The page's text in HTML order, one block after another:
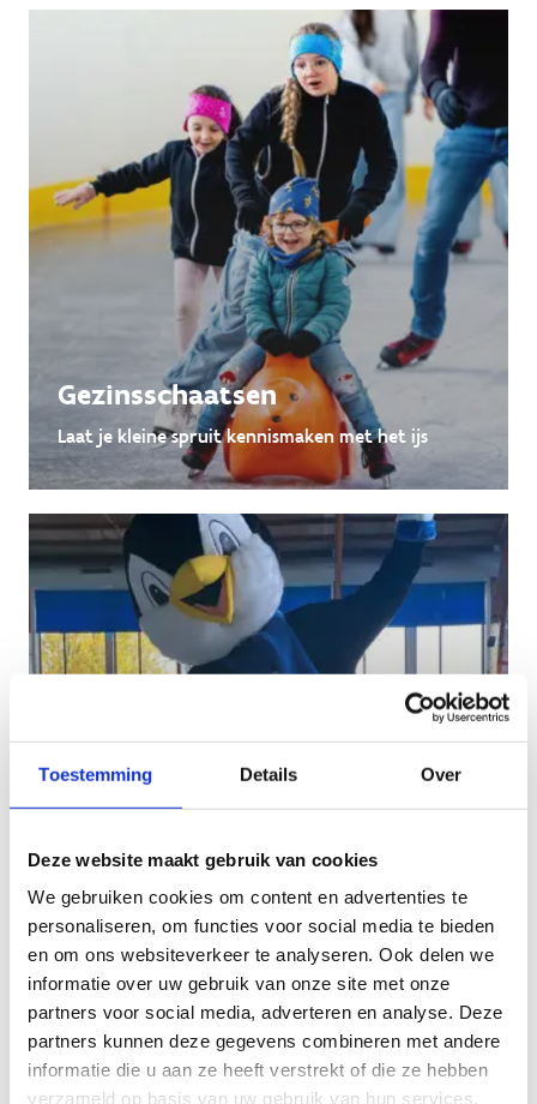
Toestemming Details Over
Deze website maakt gebruik van cookies
We gebruiken cookies om content en advertenties te
personaliseren, om functies voor social media te bieden
en om ons websiteverkeer te analyseren. Ook delen we
informatie over uw gebruik van onze site met onze
partners voor social media, adverteren en analyse. Deze
partners kunnen deze gegevens combineren met andere
informatie die u aan ze heeft verstrekt of die ze hebben
verzameld op basis van uw gebruik van hun services.
Gezinsschaatsen
Laat je kleine spruit kennismaken met het ijs
Gezinsschaatsen groepstarief
Laat je kleine spruit kennismaken met het ijs